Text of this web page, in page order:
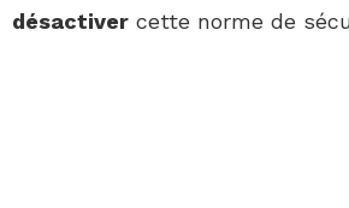
désactiver cette norme de